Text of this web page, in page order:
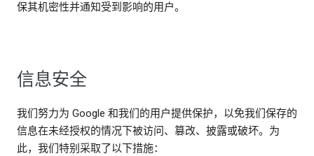
保其机密性并通知受到影响的用户。
信息安全
我们努力为 Google 和我们的用户提供保护，以免我们保存的
信息在未经授权的情况下被访问、篡改、披露或破坏。为
此，我们特别采取了以下措施：